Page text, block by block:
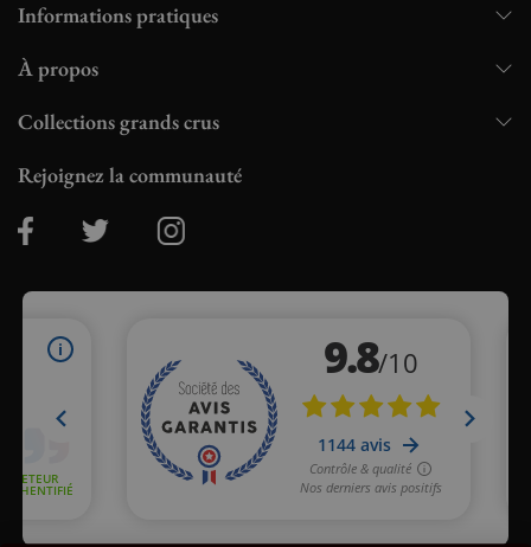
Informations pratiques
À propos
Collections grands crus
Rejoignez la communauté